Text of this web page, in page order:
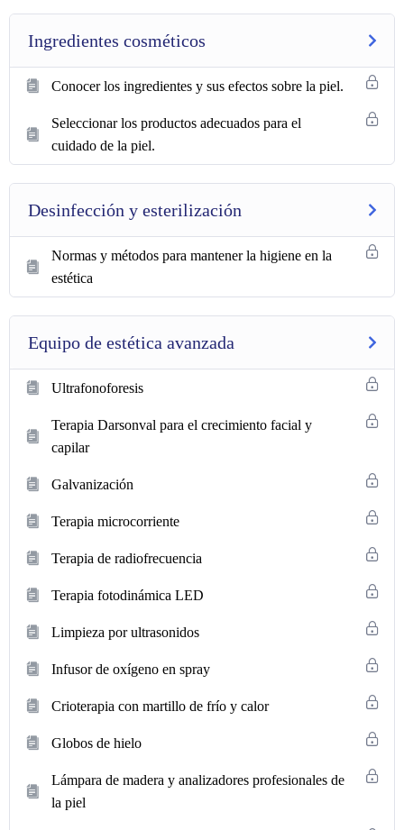
Ingredientes cosméticos
Conocer los ingredientes y sus efectos sobre la piel.
Seleccionar los productos adecuados para el
cuidado de la piel.
Desinfección y esterilización
Normas y métodos para mantener la higiene en la
estética
Equipo de estética avanzada
Ultrafonoforesis
Terapia Darsonval para el crecimiento facial y
capilar
Galvanización
Terapia microcorriente
Terapia de radiofrecuencia
Terapia fotodinámica LED
Limpieza por ultrasonidos
Infusor de oxígeno en spray
Crioterapia con martillo de frío y calor
Globos de hielo
Lámpara de madera y analizadores profesionales de
la piel